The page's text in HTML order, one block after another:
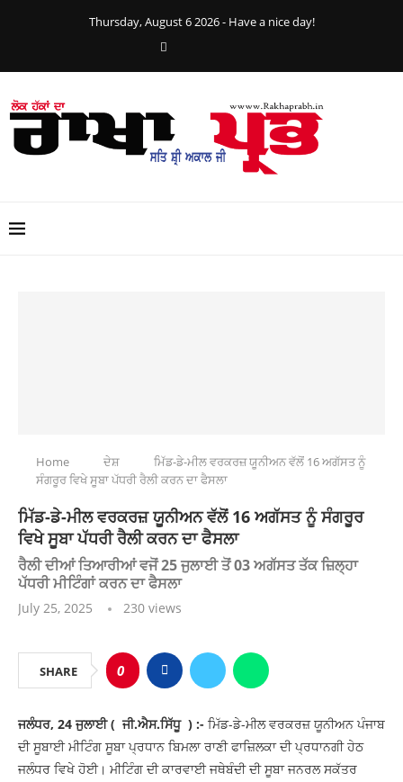
Thursday, August 6 2026 - Have a nice day!
Home ਦੇਸ਼
ਮਿੱਡ-ਡੇ-ਮੀਲ ਵਰਕਰਜ਼ ਯੂਨੀਅਨ ਵੱਲੋਂ 16 ਅਗੱਸਤ ਨੂੰ
ਸੰਗਰੂਰ ਵਿਖੇ ਸੂਬਾ ਪੱਧਰੀ ਰੈਲੀ ਕਰਨ ਦਾ ਫੈਸਲਾ
ਮਿੱਡ-ਡੇ-ਮੀਲ ਵਰਕਰਜ਼ ਯੂਨੀਅਨ ਵੱਲੋਂ 16 ਅਗੱਸਤ ਨੂੰ ਸੰਗਰੂਰ
ਵਿਖੇ ਸੂਬਾ ਪੱਧਰੀ ਰੈਲੀ ਕਰਨ ਦਾ ਫੈਸਲਾ
ਰੈਲੀ ਦੀਆਂ ਤਿਆਰੀਆਂ ਵਜੋਂ 25 ਜੁਲਾਈ ਤੋਂ 03 ਅਗੱਸਤ ਤੱਕ ਜ਼ਿਲ੍ਹਾ
ਪੱਧਰੀ ਮੀਟਿੰਗਾਂ ਕਰਨ ਦਾ ਫੈਸਲਾ
July 25, 2025 230 views
SHARE 0
ਜਲੰਧਰ, 24 ਜੁਲਾਈ ( ਜੀ.ਐਸ.ਸਿੱਧੂ ) :- ਮਿੱਡ-ਡੇ-ਮੀਲ ਵਰਕਰਜ਼ ਯੂਨੀਅਨ ਪੰਜਾਬ
ਦੀ ਸੂਬਾਈ ਮੀਟਿੰਗ ਸੂਬਾ ਪ੍ਰਧਾਨ ਬਿਮਲਾ ਰਾਣੀ ਫਾਜ਼ਿਲਕਾ ਦੀ ਪ੍ਰਧਾਨਗੀ ਹੇਠ
ਜਲੰਧਰ ਵਿਖੇ ਹੋਈ। ਮੀਟਿੰਗ ਦੀ ਕਾਰਵਾਈ ਜਥੇਬੰਦੀ ਦੀ ਸੂਬਾ ਜਨਰਲ ਸਕੱਤਰ